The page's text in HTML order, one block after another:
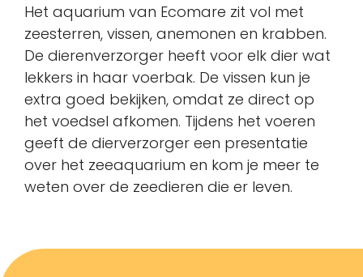
Het aquarium van Ecomare zit vol met
zeesterren, vissen, anemonen en krabben.
De dierenverzorger heeft voor elk dier wat
lekkers in haar voerbak. De vissen kun je
extra goed bekijken, omdat ze direct op
het voedsel afkomen. Tijdens het voeren
geeft de dierverzorger een presentatie
over het zeeaquarium en kom je meer te
weten over de zeedieren die er leven.